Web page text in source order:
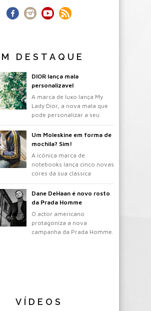
DESTAQUE
DIOR lança mala
personalizavel
A marca de luxo lança My
Lady Dior, a nova mala que
pode personalizar a seu
gosto.
Um Moleskine em forma de
mochila? Sim!
A icónica marca de
notebooks lança cinco novas
cores da sua clássica
mochila.
Dane DeHaan é novo rosto
da Prada Homme
O actor americano
protagoniza a nova
campanha da Prada Homme.
VÍDEOS